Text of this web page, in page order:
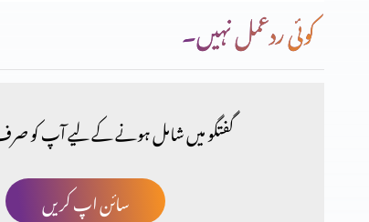
کوئی ردعمل نہیں۔
گفتگو میں شامل ہونے کے لیے آپ کو
سائن اپ کریں